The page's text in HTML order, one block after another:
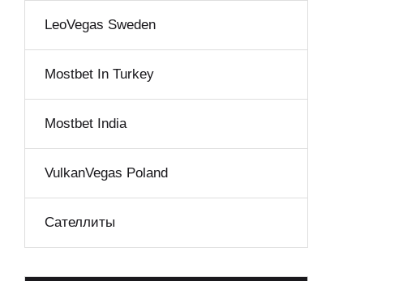
LeoVegas Sweden
Mostbet In Turkey
Mostbet India
VulkanVegas Poland
Сателлиты